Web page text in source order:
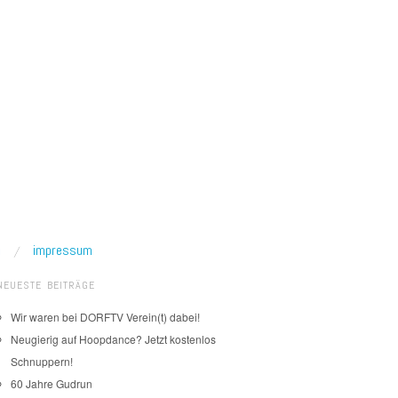
impressum
BEITRÄGE
Wir waren bei DORFTV Verein(t) dabei!
Neugierig auf Hoopdance? Jetzt kostenlos
Schnuppern!
60 Jahre Gudrun